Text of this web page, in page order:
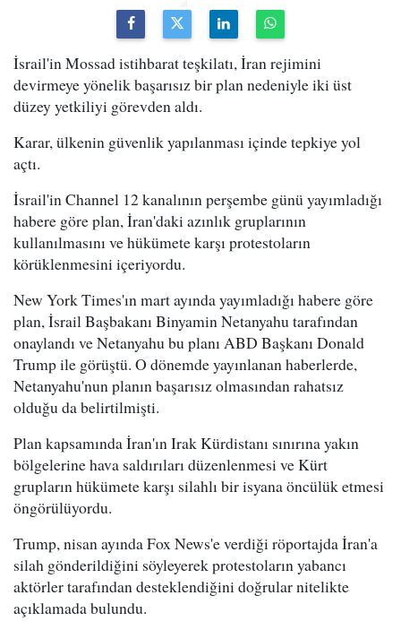
İsrail'in Mossad istihbarat teşkilatı, İran rejimini
devirmeye yönelik başarısız bir plan nedeniyle iki üst
düzey yetkiliyi görevden aldı.
Karar, ülkenin güvenlik yapılanması içinde tepkiye yol
açtı.
İsrail'in Channel 12 kanalının perşembe günü yayımladığı
habere göre plan, İran'daki azınlık gruplarının
kullanılmasını ve hükümete karşı protestoların
körüklenmesini içeriyordu.
New York Times'ın mart ayında yayımladığı habere göre
plan, İsrail Başbakanı Binyamin Netanyahu tarafından
onaylandı ve Netanyahu bu planı ABD Başkanı Donald
Trump ile görüştü. O dönemde yayınlanan haberlerde,
Netanyahu'nun planın başarısız olmasından rahatsız
olduğu da belirtilmişti.
Plan kapsamında İran'ın Irak Kürdistanı sınırına yakın
bölgelerine hava saldırıları düzenlenmesi ve Kürt
grupların hükümete karşı silahlı bir isyana öncülük etmesi
öngörülüyordu.
Trump, nisan ayında Fox News'e verdiği röportajda İran'a
silah gönderildiğini söyleyerek protestoların yabancı
aktörler tarafından desteklendiğini doğrular nitelikte
açıklamada bulundu.